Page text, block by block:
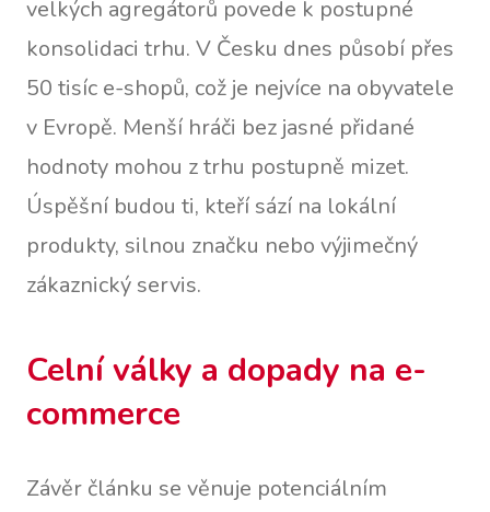
velkých agregátorů povede k postupné
konsolidaci trhu. V Česku dnes působí přes
50 tisíc e-shopů, což je nejvíce na obyvatele
v Evropě. Menší hráči bez jasné přidané
hodnoty mohou z trhu postupně mizet.
Úspěšní budou ti, kteří sází na lokální
produkty, silnou značku nebo výjimečný
zákaznický servis.
Celní války a dopady na e-
commerce
Závěr článku se věnuje potenciálním